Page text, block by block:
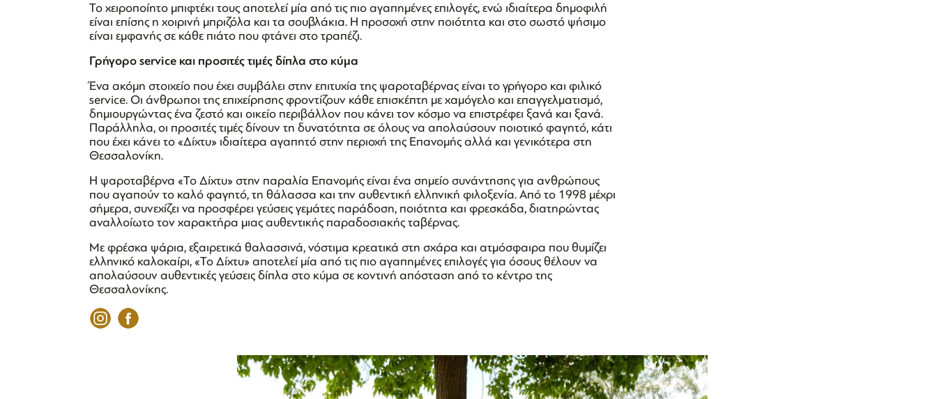
Το χειροποίητο μπιφτέκι τους αποτελεί μία από τις πιο αγαπημένες επιλογές, ενώ ιδιαίτερα δημοφιλή
είναι επίσης η χοιρινή μπριζόλα και τα σουβλάκια. Η προσοχή στην ποιότητα και στο σωστό ψήσιμο
είναι εμφανής σε κάθε πιάτο που φτάνει στο τραπέζι.
Γρήγορο service και προσιτές τιμές δίπλα στο κύμα
Ένα ακόμη στοιχείο που έχει συμβάλει στην επιτυχία της ψαροταβέρνας είναι το γρήγορο και φιλικό
service. Οι άνθρωποι της επιχείρησης φροντίζουν κάθε επισκέπτη με χαμόγελο και επαγγελματισμό,
δημιουργώντας ένα ζεστό και οικείο περιβάλλον που κάνει τον κόσμο να επιστρέφει ξανά και ξανά.
Παράλληλα, οι προσιτές τιμές δίνουν τη δυνατότητα σε όλους να απολαύσουν ποιοτικό φαγητό, κάτι
που έχει κάνει το «Δίχτυ» ιδιαίτερα αγαπητό στην περιοχή της Επανομής αλλά και γενικότερα στη
Θεσσαλονίκη.
Η ψαροταβέρνα «Το Δίχτυ» στην παραλία Επανομής είναι ένα σημείο συνάντησης για ανθρώπους
που αγαπούν το καλό φαγητό, τη θάλασσα και την αυθεντική ελληνική φιλοξενία. Από το 1998 μέχρι
σήμερα, συνεχίζει να προσφέρει γεύσεις γεμάτες παράδοση, ποιότητα και φρεσκάδα, διατηρώντας
αναλλοίωτο τον χαρακτήρα μιας αυθεντικής παραδοσιακής ταβέρνας.
Με φρέσκα ψάρια, εξαιρετικά θαλασσινά, νόστιμα κρεατικά στη σχάρα και ατμόσφαιρα που θυμίζει
ελληνικό καλοκαίρι, «Το Δίχτυ» αποτελεί μία από τις πιο αγαπημένες επιλογές για όσους θέλουν να
απολαύσουν αυθεντικές γεύσεις δίπλα στο κύμα σε κοντινή απόσταση από το κέντρο της
Θεσσαλονίκης.